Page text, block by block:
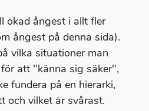
ökad ångest i allt fler
ångest på denna sida).
vilka situationer man
att "känna sig säker",
fundera på en hierarki,
och vilket är svårast.